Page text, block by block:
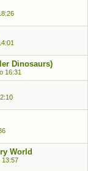
Dinosaurs)
16:31
World
13:57